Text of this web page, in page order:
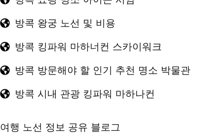
방콕 왕궁 노선 및 비용
방콕 킹파워 마하너컨 스카이워크
방콕 방문해야 할 인기 추천 명소 박물관
방콕 시내 관광 킹파워 마하나컨
여행 노선 정보 공유 블로그